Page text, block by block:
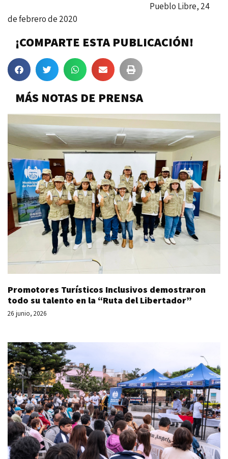
Pueblo Libre, 24
de febrero de 2020
¡COMPARTE ESTA PUBLICACIÓN!
MÁS NOTAS DE PRENSA
Promotores Turísticos Inclusivos demostraron
todo su talento en la “Ruta del Libertador”
26 junio, 2026